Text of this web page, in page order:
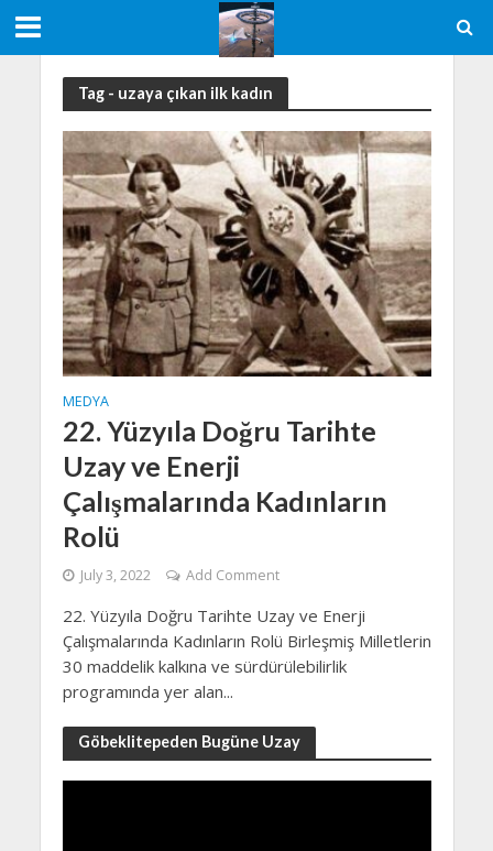
Tag - uzaya çıkan ilk kadın
MEDYA
22. Yüzyıla Doğru Tarihte
Uzay ve Enerji
Çalışmalarında Kadınların
Rolü
July 3, 2022 Add Comment
22. Yüzyıla Doğru Tarihte Uzay ve Enerji
Çalışmalarında Kadınların Rolü Birleşmiş Milletlerin
30 maddelik kalkına ve sürdürülebilirlik
programında yer alan...
Göbeklitepeden Bugüne Uzay